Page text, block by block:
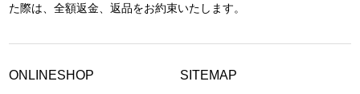
た際は、全額返金、返品をお約束いたします。
ONLINESHOP SITEMAP